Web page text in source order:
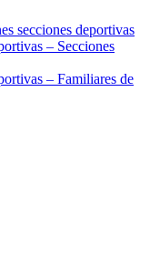
secciones deportivas
– Secciones
– Familiares de